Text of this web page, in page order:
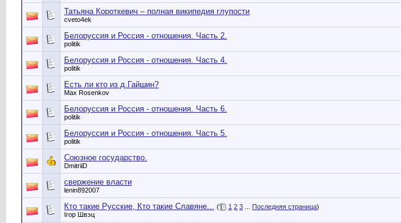
Татьяна Короткевич – полная википедия глупости
cveto4ek
Белоруссия и Россия - отношения. Часть 2.
politik
Белоруссия и Россия - отношения. Часть 4.
politik
Есть ли кто из д.Гайшин?
Мax Rosenkov
Белоруссия и Россия - отношения. Часть 6.
politik
Белоруссия и Россия - отношения. Часть 5.
politik
Союзное государство.
DmitriiD
свержение власти
lenin892007
Кто такие Русские, Кто такие Славяне... ( 1 2 3 Последняя страница)
Iгор Швэц